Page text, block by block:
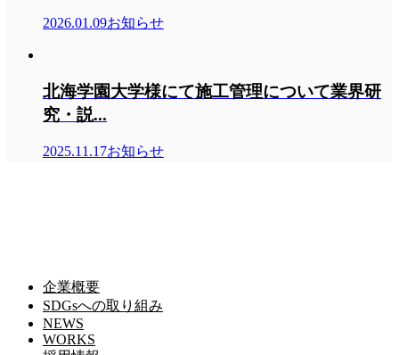
2026.01.09お知らせ
北海学園大学様にて施工管理について業界研
究・説...
2025.11.17お知らせ
企業概要
SDGsへの取り組み
NEWS
WORKS